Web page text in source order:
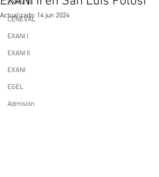
EXANI III
CENEVAL
EXANI I
EXANI II
EXANI
EGEL
Admisión
Actualizado: 14 jun 2024